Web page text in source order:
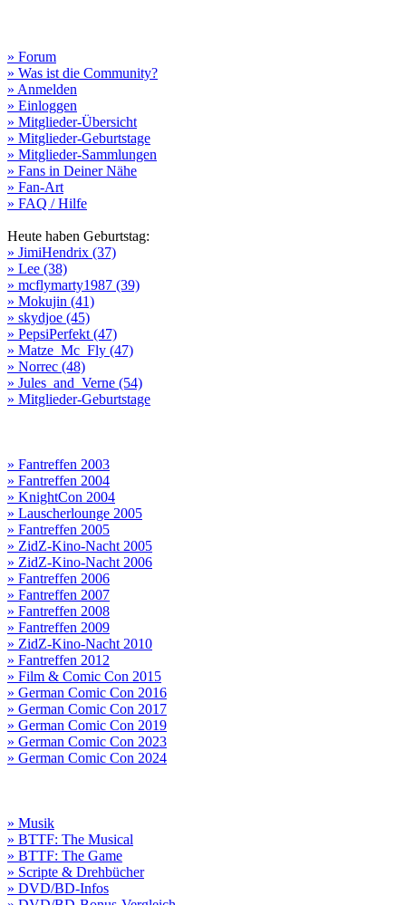
» Forum
» Was ist die Community?
» Anmelden
» Einloggen
» Mitglieder-Übersicht
» Mitglieder-Geburtstage
» Mitglieder-Sammlungen
» Fans in Deiner Nähe
» Fan-Art
» FAQ / Hilfe
Heute haben Geburtstag:
» JimiHendrix (37)
» Lee (38)
» mcflymarty1987 (39)
» Mokujin (41)
» skydjoe (45)
» PepsiPerfekt (47)
» Matze_Mc_Fly (47)
» Norrec (48)
» Jules_and_Verne (54)
» Mitglieder-Geburtstage
» Fantreffen 2003
» Fantreffen 2004
» KnightCon 2004
» Lauscherlounge 2005
» Fantreffen 2005
» ZidZ-Kino-Nacht 2005
» ZidZ-Kino-Nacht 2006
» Fantreffen 2006
» Fantreffen 2007
» Fantreffen 2008
» Fantreffen 2009
» ZidZ-Kino-Nacht 2010
» Fantreffen 2012
» Film & Comic Con 2015
» German Comic Con 2016
» German Comic Con 2017
» German Comic Con 2019
» German Comic Con 2023
» German Comic Con 2024
» Musik
» BTTF: The Musical
» BTTF: The Game
» Scripte & Drehbücher
» DVD/BD-Infos